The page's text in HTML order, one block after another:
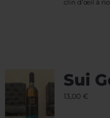
clin d’œil à
Sui
13,00 €